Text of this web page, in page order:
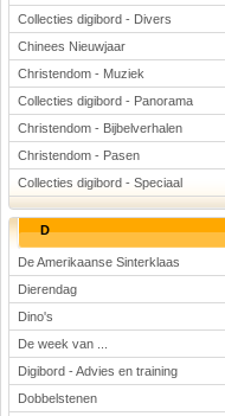
Collecties digibord - Divers
Chinees Nieuwjaar
Christendom - Muziek
Collecties digibord - Panorama
Christendom - Bijbelverhalen
Christendom - Pasen
Collecties digibord - Speciaal
D
De Amerikaanse Sinterklaas
Dierendag
Dino's
De week van ...
Digibord - Advies en training
Dobbelstenen